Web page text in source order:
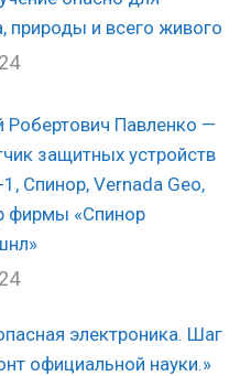
природы и всего живого
Робертович Павленко —
защитных устройств
Спинор, Vernada Geo,
фирмы «Спинор
электроника. Шаг
официальной науки.»